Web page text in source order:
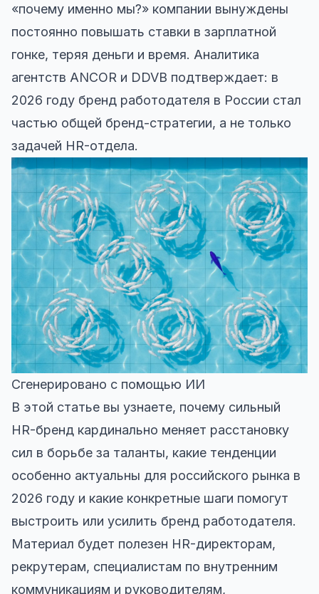
«почему именно мы?» компании вынуждены
постоянно повышать ставки в зарплатной
гонке, теряя деньги и время. Аналитика
агентств ANCOR и DDVB подтверждает: в
2026 году бренд работодателя в России стал
частью общей бренд-стратегии, а не только
задачей HR-отдела.
Сгенерировано с помощью ИИ
В этой статье вы узнаете, почему сильный
HR-бренд кардинально меняет расстановку
сил в борьбе за таланты, какие тенденции
особенно актуальны для российского рынка в
2026 году и какие конкретные шаги помогут
выстроить или усилить бренд работодателя.
Материал будет полезен HR-директорам,
рекрутерам, специалистам по внутренним
коммуникациям и руководителям,